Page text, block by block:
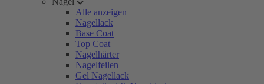
Alle anzeigen
Nagellack
Base Coat
Top Coat
Nagelhärter
Nagelfeilen
Gel Nagellack